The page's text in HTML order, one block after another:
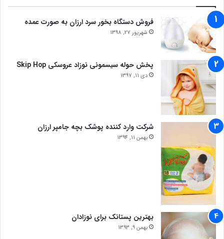
فروش دستگاه بخور سرد ارزان به صورت عمده
شهریور 27, 1398
پخش حوله سیسمونی نوزاد عروسکی Skip Hop
دی 11, 1397
شرکت وارد کننده پوشک بچه جامپر ارزان
بهمن 11, 1394
بهترین پستانک برای نوزادان
بهمن 9, 1393